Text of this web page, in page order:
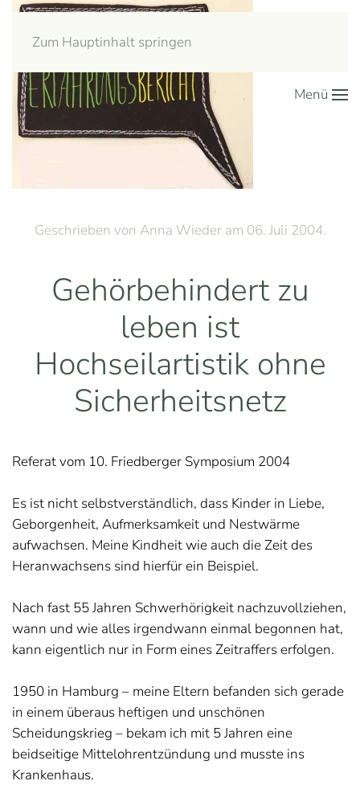
Zum Hauptinhalt springen
Menü
Geschrieben von Anna Wieder am 06. Juli 2004.
Gehörbehindert zu
leben ist
Hochseilartistik ohne
Sicherheitsnetz
Referat vom 10. Friedberger Symposium 2004
Es ist nicht selbstverständlich, dass Kinder in Liebe,
Geborgenheit, Aufmerksamkeit und Nestwärme
aufwachsen. Meine Kindheit wie auch die Zeit des
Heranwachsens sind hierfür ein Beispiel.
Nach fast 55 Jahren Schwerhörigkeit nachzuvollziehen,
wann und wie alles irgendwann einmal begonnen hat,
kann eigentlich nur in Form eines Zeitraffers erfolgen.
1950 in Hamburg – meine Eltern befanden sich gerade
in einem überaus heftigen und unschönen
Scheidungskrieg – bekam ich mit 5 Jahren eine
beidseitige Mittelohrentzündung und musste ins
Krankenhaus.